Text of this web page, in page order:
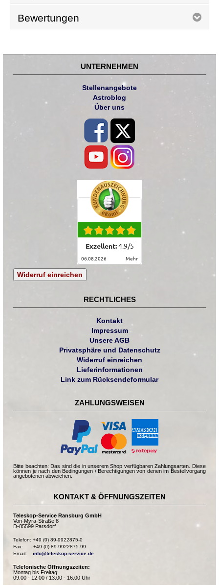
Bewertungen
UNTERNEHMEN
Stellenangebote
Astroblog
Über uns
Exzellent:4.9/5
06.08.2026 mehr
Widerruf einreichen
RECHTLICHES
Kontakt
Impressum
Unsere AGB
Privatsphäre und Datenschutz
Widerruf einreichen
Lieferinformationen
Link zum Rücksendeformular
ZAHLUNGSWEISEN
Bitte beachten: Das sind die in unserem Shop verfügbaren Zahlungsarten. Diese
können je nach den Bedingungen / Berechtigungen von denen im Bestellvorgang
angebotenen abweichen.
KONTAKT & ÖFFNUNGSZEITEN
Teleskop-Service Ransburg GmbH
Von-Myra-Straße 8
D-85599 Parsdorf
Telefon: +49 (0) 89-9922875-0
Fax:       +49 (0) 89-9922875-99
Email: info@teleskop-service.de
Telefonische Öffnungszeiten:
Montag bis Freitag:
09.00 - 12.00 / 13.00 - 16.00 Uhr